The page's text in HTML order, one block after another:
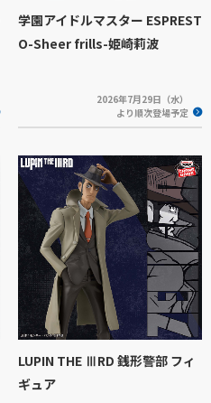
学園アイドルマスター ESPREST
O-Sheer frills-姫崎莉波
2026年7月29日（水）
より順次登場予定
LUPIN THE ⅢRD 銭形警部 フィ
ギュア